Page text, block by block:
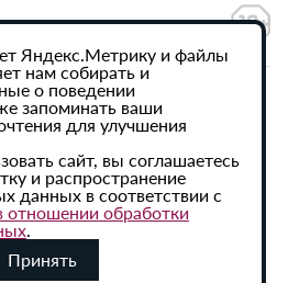
персональных данных
сайта активная
64» обязательна.
Яндекс.Метрику и файлы
нам собирать и
о поведении
запоминать ваши
для улучшения
сайт, вы соглашаетесь
и распространение
данных в соответствии с
отношении обработки
.
Принять